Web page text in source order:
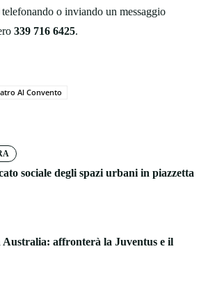
o inviando un messaggio
339 716 6425.
Al Convento
sociale degli spazi urbani in piazzetta
affronterà la Juventus e il